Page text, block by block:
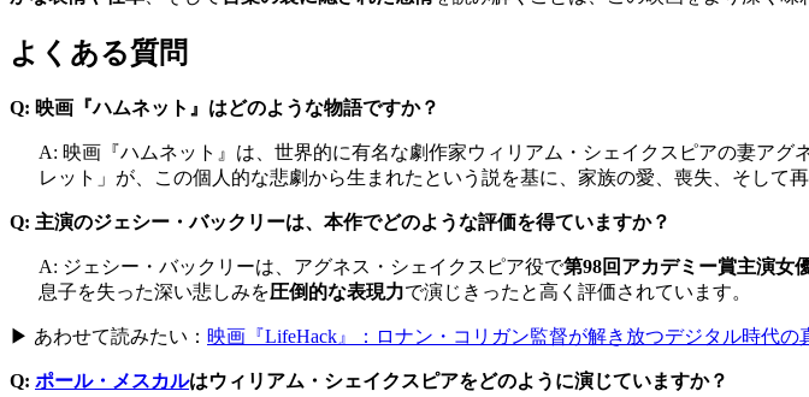
よくある質問
Q: 映画『ハムネット』はどのような物語ですか？
A: 映画『ハムネット』は、世界的に有名な劇作家ウィリアム・シェイクスピアの妻ア
レット」が、この個人的な悲劇から生まれたという説を基に、家族の愛、喪失、そして
Q: 主演のジェシー・バックリーは、本作でどのような評価を得ていますか？
A: ジェシー・バックリーは、アグネス・シェイクスピア役で第98回アカデミー賞主演女
息子を失った深い悲しみを圧倒的な表現力で演じきったと高く評価されています。
▶ あわせて読みたい： 映画『LifeHack』：ロナン・コリガン監督が解き放つデジタル時代の
Q: ポール・メスカルはウィリアム・シェイクスピアをどのように演じていますか？